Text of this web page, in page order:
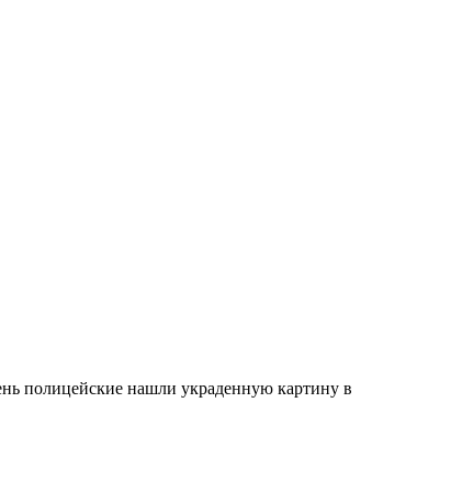
полицейские нашли украденную картину в